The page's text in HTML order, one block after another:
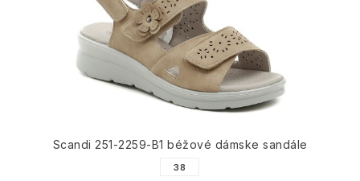
Scandi 251-2259-B1 béžové dámske sandále
38